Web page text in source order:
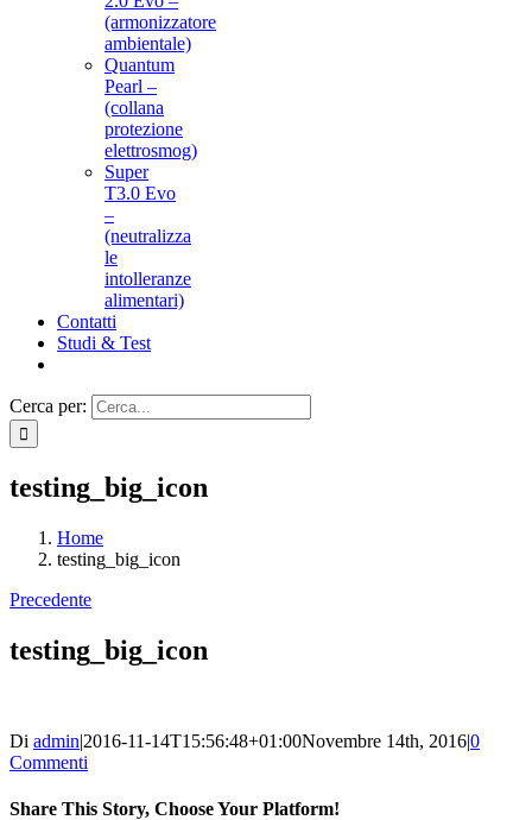
(armonizzatore
ambientale)
Quantum
Pearl –
(collana
protezione
elettrosmog)
Super
T3.0 Evo
–
(neutralizza
le
intolleranze
alimentari)
Contatti
Studi & Test
Cerca per:
testing_big_icon
Home
testing_big_icon
Precedente
testing_big_icon
Di admin|2016-11-14T15:56:48+01:00Novembre 14th, 2016|0
Commenti
Share This Story, Choose Your Platform!